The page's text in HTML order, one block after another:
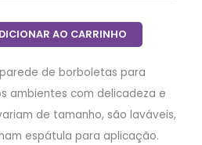
AO CARRINHO
de borboletas para
ambientes com delicadeza e
de tamanho, são laváveis,
espátula para aplicação.